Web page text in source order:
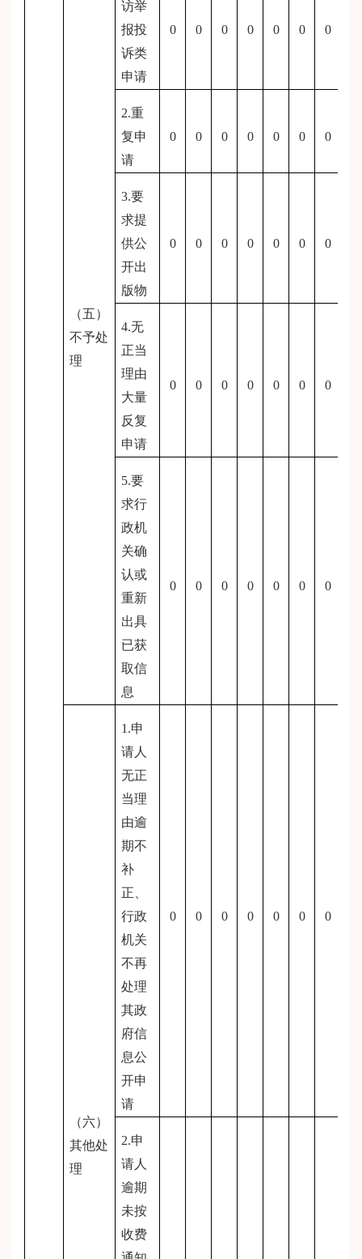
（五）
不予处
理
访举
报投
诉类
申请
0 0 0 0 0 0 0
2.重
复申
请
0 0 0 0 0 0 0
3.要
求提
供公
开出
版物
0 0 0 0 0 0 0
4.无
正当
理由
大量
反复
申请
0 0 0 0 0 0 0
5.要
求行
政机
关确
认或
重新
出具
已获
取信
息
0 0 0 0 0 0 0
（六）
其他处
理
1.申
请人
无正
当理
由逾
期不
补
正、
行政
机关
不再
处理
其政
府信
息公
开申
请
0 0 0 0 0 0 0
2.申
请人
逾期
未按
收费